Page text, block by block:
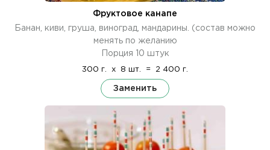
Фруктовое канапе
Банан, киви, груша, виноград, мандарины. (состав можно
менять по желанию
Порция 10 штук
300 г. x 8 шт. = 2 400 г.
Заменить